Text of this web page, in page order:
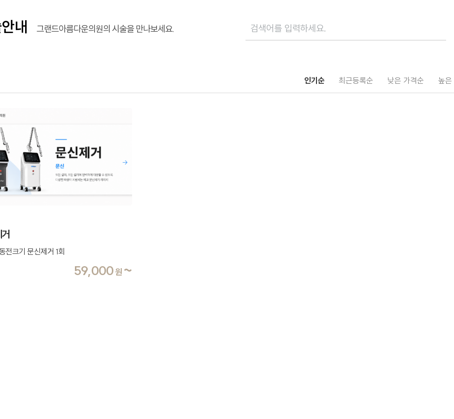
내 그랜드아름다운의원의 시술을 만나보세요.
인기순 최근등록순 낮은 가격순 높은
전크기 문신제거 1회
59,000원 ~